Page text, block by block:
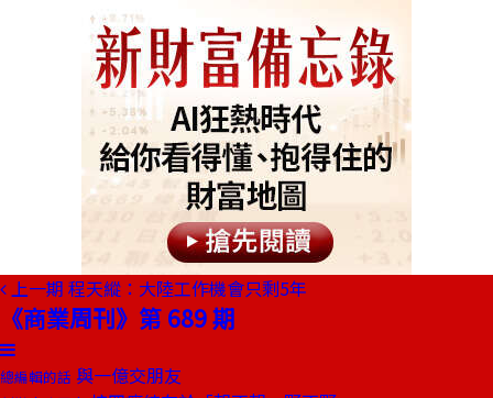
上一期 程天縱：大陸工作機會只剩5年
《商業周刊》第 689 期
總編輯的話 與一億交朋友